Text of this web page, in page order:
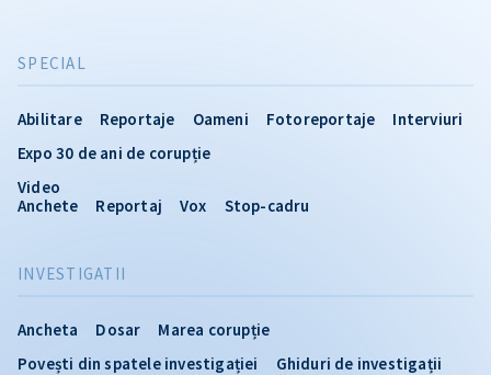
INVESTIGATII
Ancheta Dosar
Marea corupție
Povești din spatele investigației
Ghiduri de investigații
SPECIAL
Abilitare Reportaje Oameni Fotoreportaje
Interviuri
Expo 30 de ani de corupție
Video
Anchete
Reportaj Vox Stop-cadru